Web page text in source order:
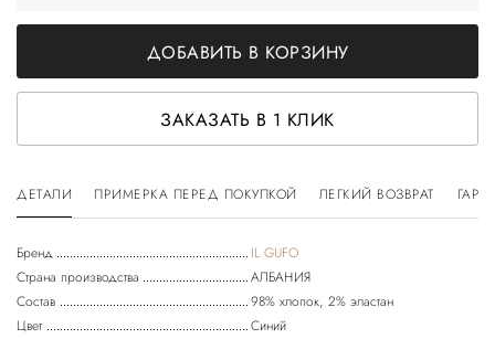
ДОБАВИТЬ В КОРЗИНУ
ЗАКАЗАТЬ В 1 КЛИК
ДЕТАЛИ ПРИМЕРКА ПЕРЕД ПОКУПКОЙ ЛЕГКИЙ ВОЗВРАТ
Бренд
IL GUFO
Страна производства
АЛБАНИЯ
Состав
98% хлопок, 2% эластан
Цвет
Синий